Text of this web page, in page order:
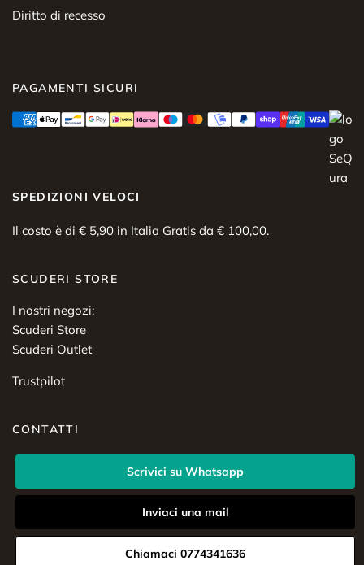
Diritto di recesso
PAGAMENTI SICURI
SPEDIZIONI VELOCI
Il costo è di € 5,90 in Italia Gratis da € 100,00.
SCUDERI STORE
I nostri negozi:
Scuderi Store
Scuderi Outlet
Trustpilot
CONTATTI
Scrivici su Whatsapp
Inviaci una mail
Chiamaci 0774341636